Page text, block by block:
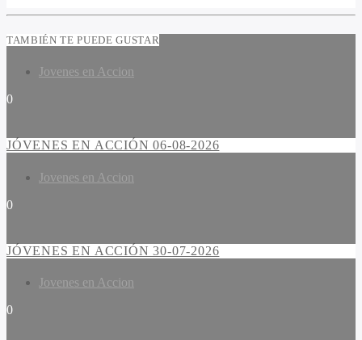
TAMBIÉN TE PUEDE GUSTAR
Jovenes en Accion
0
JÓVENES EN ACCIÓN 06-08-2026
Jovenes en Accion
0
JÓVENES EN ACCIÓN 30-07-2026
Jovenes en Accion
0